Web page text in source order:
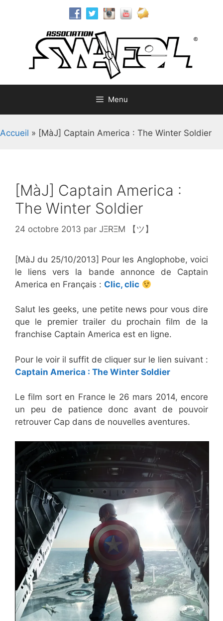
Menu
Accueil » [MàJ] Captain America : The Winter Soldier
[MàJ] Captain America :
The Winter Soldier
24 octobre 2013 par JΞRΞM 【ツ】
[MàJ du 25/10/2013] Pour les Anglophobe, voici
le liens vers la bande annonce de Captain
America en Français : Clic, clic
Salut les geeks, une petite news pour vous dire
que le premier trailer du prochain film de la
franchise Captain America est en ligne.
Pour le voir il suffit de cliquer sur le lien suivant :
Captain America : The Winter Soldier
Le film sort en France le 26 mars 2014, encore
un peu de patience donc avant de pouvoir
retrouver Cap dans de nouvelles aventures.